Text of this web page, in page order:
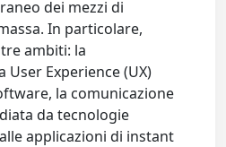
dei mezzi di
In particolare,
ambiti: la
Experience (UX)
la comunicazione
da tecnologie
applicazioni di instant